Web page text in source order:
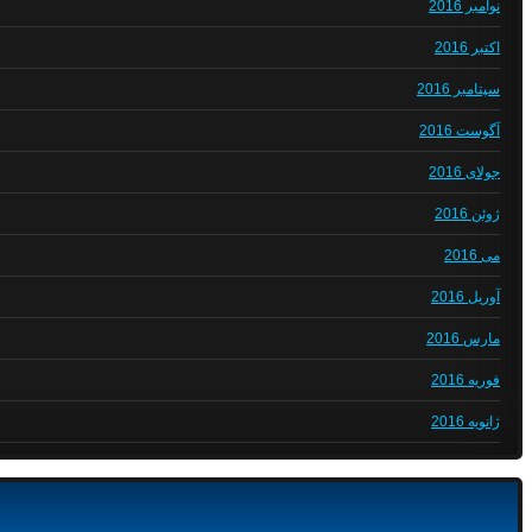
نوامبر 2016
اکتبر 2016
سپتامبر 2016
آگوست 2016
جولای 2016
ژوئن 2016
می 2016
آوریل 2016
مارس 2016
فوریه 2016
ژانویه 2016